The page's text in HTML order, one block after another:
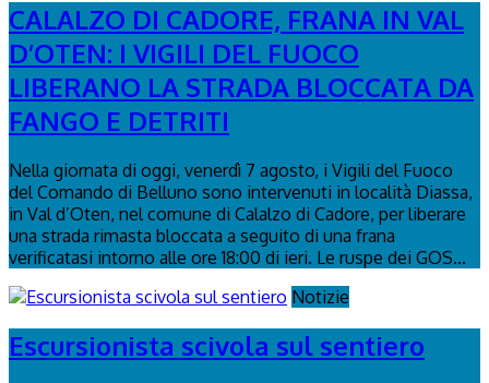
CALALZO DI CADORE, FRANA IN VAL
D’OTEN: I VIGILI DEL FUOCO
LIBERANO LA STRADA BLOCCATA DA
FANGO E DETRITI
Nella giornata di oggi, venerdì 7 agosto, i Vigili del Fuoco
del Comando di Belluno sono intervenuti in località Diassa,
in Val d’Oten, nel comune di Calalzo di Cadore, per liberare
una strada rimasta bloccata a seguito di una frana
verificatasi intorno alle ore 18:00 di ieri. Le ruspe dei GOS...
Notizie
Escursionista scivola sul sentiero